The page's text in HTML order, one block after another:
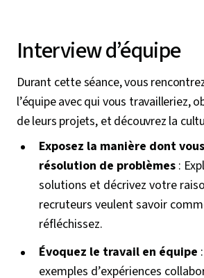
Interview d’équipe
Durant cette séance, vous
l’équipe avec qui vous travailleriez,
de leurs projets, et découvrez la
Exposez la manière dont
résolution de problèmes :
solutions et décrivez votre
recruteurs veulent savoir
réfléchissez.
Évoquez le travail en équipe
exemples d’expériences